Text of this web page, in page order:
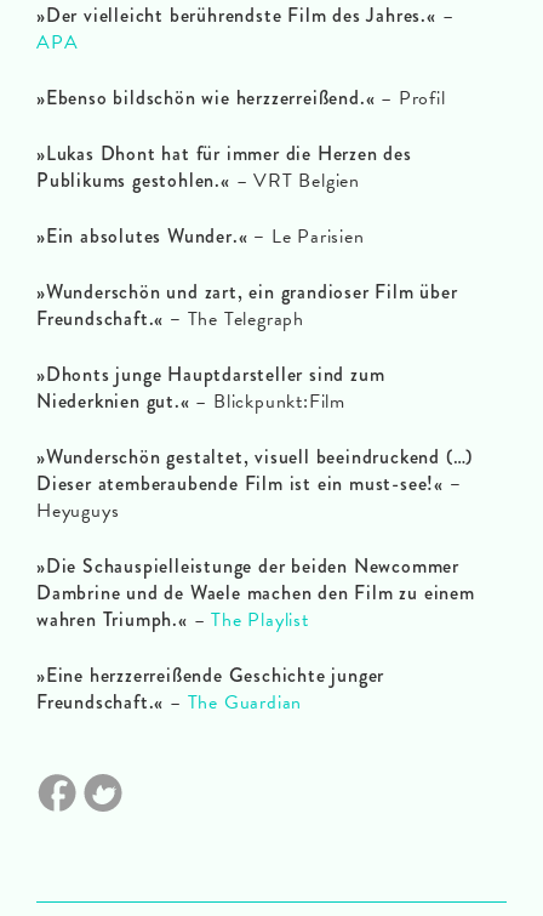
»Der vielleicht berührendste Film des Jahres.« –
APA
»Ebenso bildschön wie herzzerreißend.« – Profil
»Lukas Dhont hat für immer die Herzen des
Publikums gestohlen.« – VRT Belgien
»Ein absolutes Wunder.« – Le Parisien
»Wunderschön und zart, ein grandioser Film über
Freundschaft.« – The Telegraph
»Dhonts junge Hauptdarsteller sind zum
Niederknien gut.« – Blickpunkt:Film
»Wunderschön gestaltet, visuell beeindruckend (…)
Dieser atemberaubende Film ist ein must-see!« –
Heyuguys
»Die Schauspielleistunge der beiden Newcommer
Dambrine und de Waele machen den Film zu einem
wahren Triumph.« –The Playlist
»Eine herzzerreißende Geschichte junger
Freundschaft.« – The Guardian